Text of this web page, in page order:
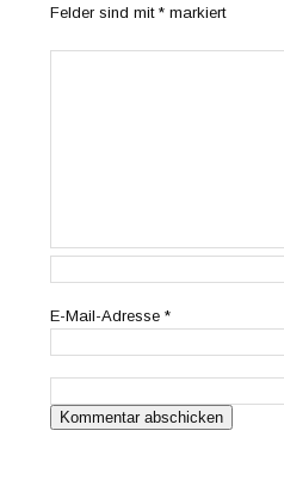
Felder sind mit* markiert
E-Mail-Adresse*